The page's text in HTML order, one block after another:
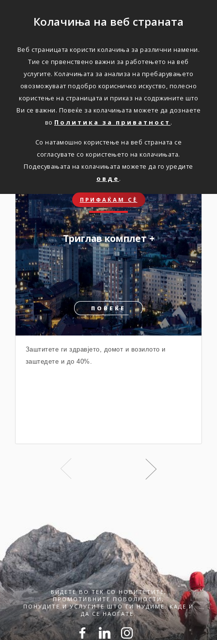
Колачиња на веб страната
Веб страницата користи колачиња за различни намени.
Тие се првенствено важни за работењето на веб
услугите. Колачињата за анализа на пребарувањето
овозможуваат подобро корисничко искуство, полесно
користење на страницата и приказ на содржините што
Ви се важни. Повеќе за колачињата можете да дознаете
во Политика за приватност .
Со натамошно користење на веб страната се
согласувате со користењето на колачињата.
Подесувањата на колачињата можете да го уредите
овде .
ПРИФАЌАМ СЀ
ПОВОЛНОСТИ
Проверете ги бројните
поволности
Триглав комплет +
ПОВЕЌЕ
Заштитете ги здравјето, домот и возилото и
заштедете и до 40%.
БИДЕТЕ ВО ТЕК СО НОВИТЕТИТЕ,
ПРОМОТИВНИТЕ ПОВОЛНОСТИ,
ПОНУДИТЕ И УСЛУГИТЕ ШТО ГИ НУДИМЕ. КАДЕ И
ДА СЕ НАОЃАТЕ.